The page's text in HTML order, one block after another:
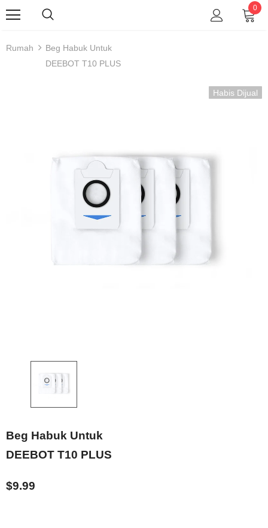
0
Rumah
Beg Habuk Untuk
DEEBOT T10 PLUS
Habis Dijual
Beg Habuk Untuk
DEEBOT T10 PLUS
$9.99
Family/ N8